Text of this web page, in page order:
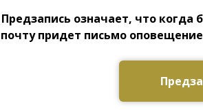
Предзапись означает, что
придет письмо